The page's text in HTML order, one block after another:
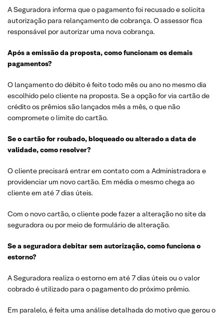
A Seguradora informa que o pagamento foi recusado e solicita
autorização para relançamento de cobrança. O assessor fica
responsável por autorizar uma nova cobrança.
Após a emissão da proposta, como funcionam os demais
pagamentos?
O lançamento do débito é feito todo mês ou ano no mesmo dia
escolhido pelo cliente na proposta. Se a opção for via cartão de
crédito os prêmios são lançados mês a mês, o que não
compromete o limite do cartão.
Se o cartão for roubado, bloqueado ou alterado a data de
validade, como resolver?
O cliente precisará entrar em contato com a Administradora e
providenciar um novo cartão. Em média o mesmo chega ao
cliente em até 7 dias úteis.
Com o novo cartão, o cliente pode fazer a alteração no site da
seguradora ou por meio de formulário de alteração.
Se a seguradora debitar sem autorização, como funciona o
estorno?
A Seguradora realiza o estorno em até 7 dias úteis ou o valor
cobrado é utilizado para o pagamento do próximo prêmio.
Em paralelo, é feita uma análise detalhada do motivo que gerou o